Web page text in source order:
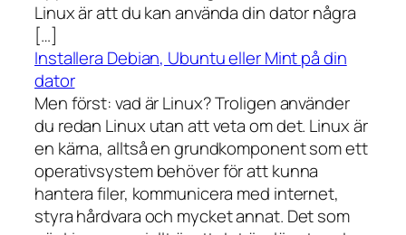
Linux är att du kan använda din dator några
[…]
Installera Debian, Ubuntu eller Mint på din
dator
Men först: vad är Linux? Troligen använder
du redan Linux utan att veta om det. Linux är
en kärna, alltså en grundkomponent som ett
operativsystem behöver för att kunna
hantera filer, kommunicera med internet,
styra hårdvara och mycket annat. Det som